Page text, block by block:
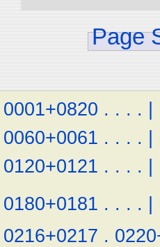
Page
0001+0820 . . . . |
0060+0061 . . . . |
0120+0121 . . . . |
0180+0181 . . . . |
0216+0217 .